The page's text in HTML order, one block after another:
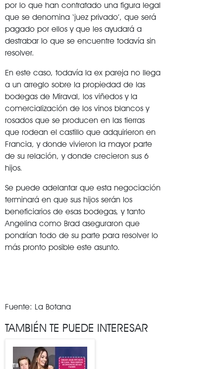
por lo que han contratado una figura legal
que se denomina ‘juez privado’, que será
pagado por ellos y que les ayudará a
destrabar lo que se encuentre todavía sin
resolver.
En este caso, todavía la ex pareja no llega
a un arreglo sobre la propiedad de las
bodegas de Miraval, los viñedos y la
comercialización de los vinos blancos y
rosados que se producen en las tierras
que rodean el castillo que adquirieron en
Francia, y donde vivieron la mayor parte
de su relación, y donde crecieron sus 6
hijos.
Se puede adelantar que esta negociación
terminará en que sus hijos serán los
beneficiarios de esas bodegas, y tanto
Angelina como Brad aseguraron que
pondrían todo de su parte para resolver lo
más pronto posible este asunto.
Fuente: La Botana
TAMBIÉN TE PUEDE INTERESAR